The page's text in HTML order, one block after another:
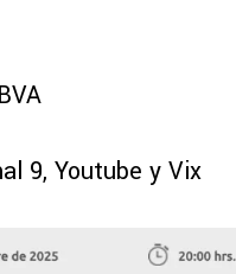
9, Youtube y Vix